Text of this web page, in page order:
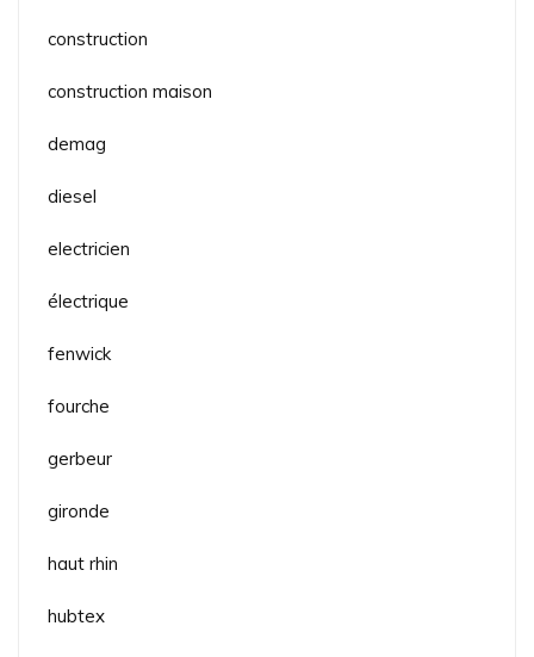
construction
construction maison
demag
diesel
electricien
électrique
fenwick
fourche
gerbeur
gironde
haut rhin
hubtex